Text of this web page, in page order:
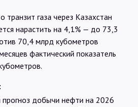
транзит газа через Казахстан
нарастить на 4,1% — до 73,3
70,4 млрд кубометров
фактический показатель
прогноз добычи нефти на 2026